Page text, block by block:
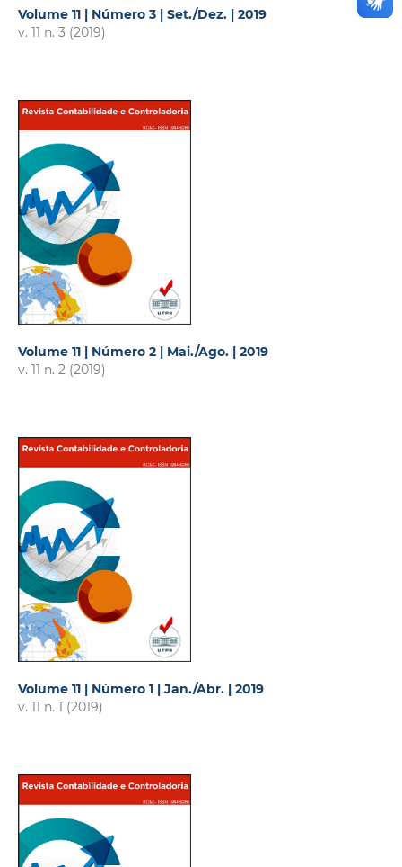
Volume 11 | Número 3 | Set./Dez. | 2019
v. 11 n. 3 (2019)
Volume 11 | Número 2 | Mai./Ago. | 2019
v. 11 n. 2 (2019)
Volume 11 | Número 1 | Jan./Abr. | 2019
v. 11 n. 1 (2019)